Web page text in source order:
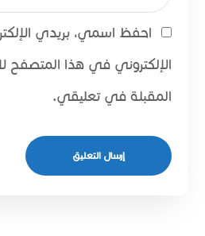
احفظ اسمي، بريدي
الإلكتروني في هذا المتصفح
المقبلة في تعليقي.